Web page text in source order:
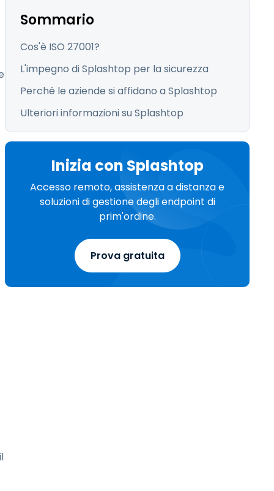
i settori
Bahasa
Sommario
Cos'è ISO 27001?
L'impegno di Splashtop per la sicurezza
Perché le aziende si affidano a Splashtop
Ulteriori informazioni su Splashtop
Inizia con Splashtop
Accesso remoto, assistenza a distanza e
soluzioni di gestione degli endpoint di
prim'ordine.
Prova gratuita